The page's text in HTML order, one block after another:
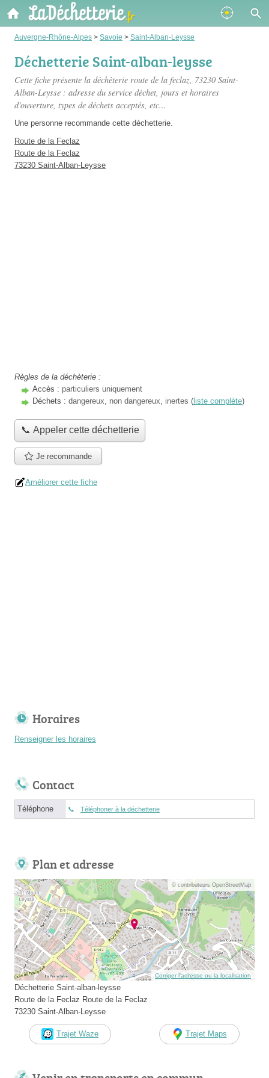
Auvergne-Rhône-Alpes > Savoie > Saint-Alban-Leysse
Déchetterie Saint-alban-leysse
Cette fiche présente la déchèterie route de la feclaz, 73230 Saint-
Alban-Leysse : adresse du service déchet, jours et horaires
d'ouverture, types de déchets acceptés, etc...
Une personne recommande cette déchetterie.
Route de la Feclaz
Route de la Feclaz
73230 Saint-Alban-Leysse
Règles de la déchèterie :
Accès : particuliers uniquement
Déchets : dangereux, non dangereux, inertes ( liste complète)
📞 Appeler cette déchetterie
Je recommande
Améliorer cette fiche
Horaires
Renseigner les horaires
Contact
Téléphone Téléphoner à la déchetterie
Plan et adresse
© contributeurs OpenStreetMap
Corriger l’adresse ou la localisation
Déchetterie Saint-alban-leysse
Route de la Feclaz Route de la Feclaz
73230 Saint-Alban-Leysse
Trajet Waze Trajet Maps